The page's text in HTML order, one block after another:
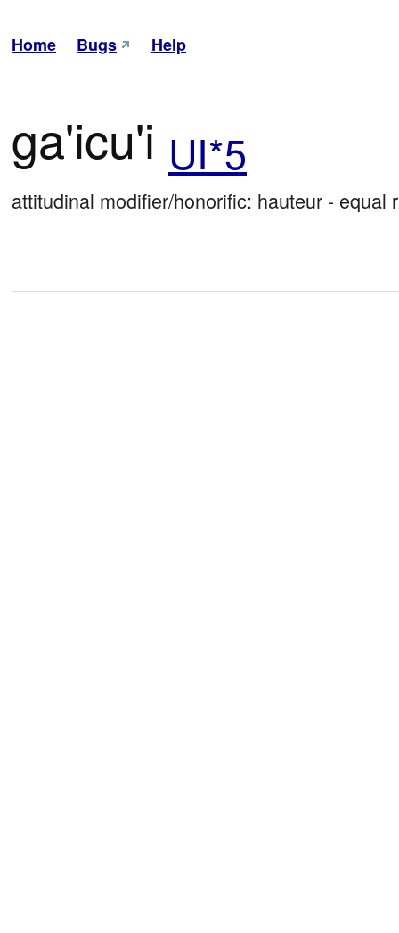
Home Bugs Help
ga'icu'i UI*5
attitudinal modifier/honorific: hauteur -